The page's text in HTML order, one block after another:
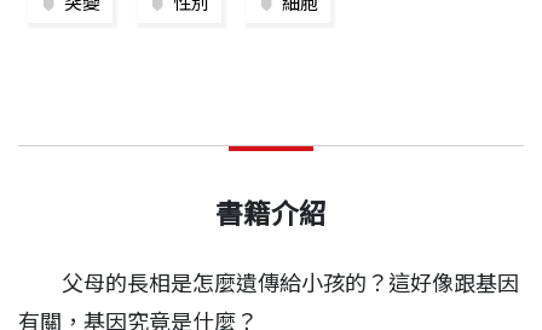
書籍介紹
父母的長相是怎麼遺傳給小孩的？這好像跟基因
有關，基因究竟是什麼？